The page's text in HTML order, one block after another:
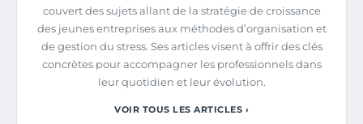
couvert des sujets allant de la stratégie de croissance
des jeunes entreprises aux méthodes d’organisation et
de gestion du stress. Ses articles visent à offrir des clés
concrètes pour accompagner les professionnels dans
leur quotidien et leur évolution.
VOIR TOUS LES ARTICLES ›